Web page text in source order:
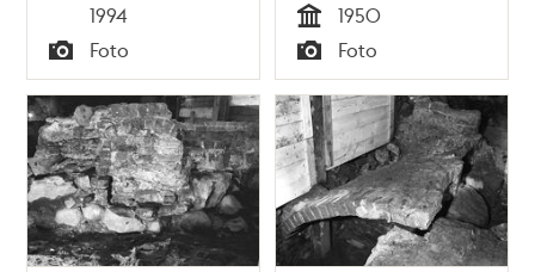
1994
Typ
Foto Tid
1950
Typ
Foto